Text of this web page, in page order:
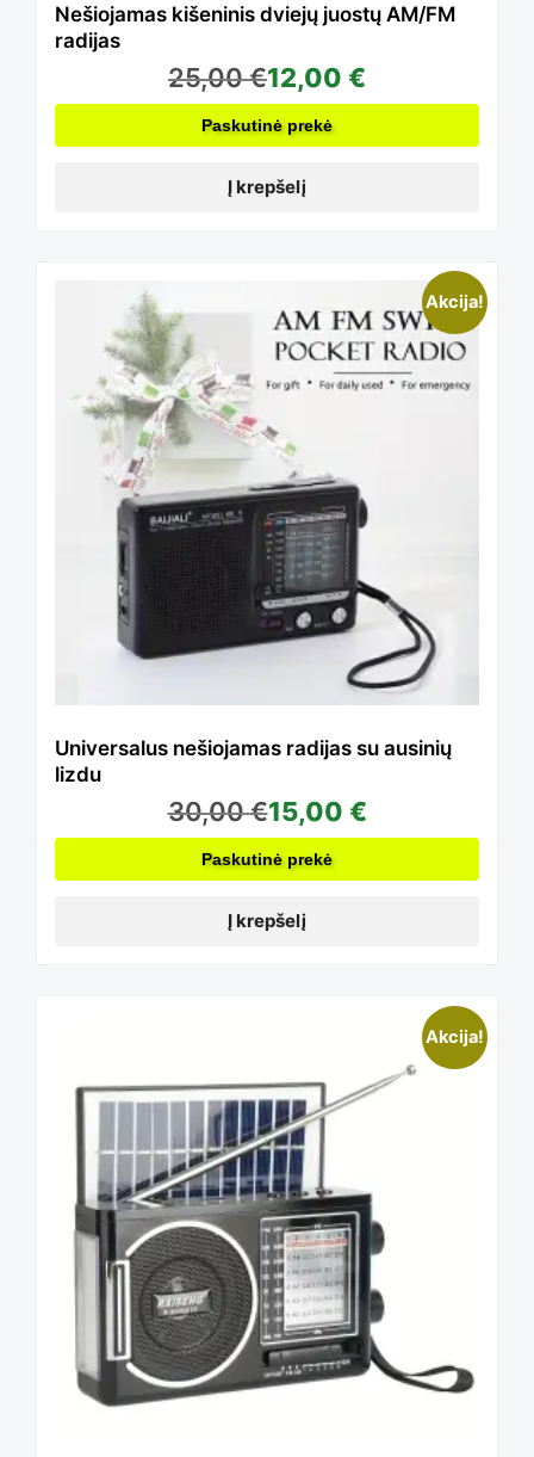
Nešiojamas kišeninis dviejų juostų AM/FM
radijas
25,00€12,00 €
Paskutinė prekė
Į krepšelį
Akcija!
Universalus nešiojamas radijas su ausinių
lizdu
30,00€15,00 €
Paskutinė prekė
Į krepšelį
Akcija!
product
has
multiple
variants.